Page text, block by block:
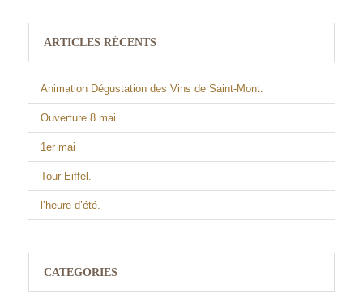
ARTICLES RÉCENTS
Animation Dégustation des Vins de Saint-Mont.
Ouverture 8 mai.
1er mai
Tour Eiffel.
l’heure d’été.
CATEGORIES